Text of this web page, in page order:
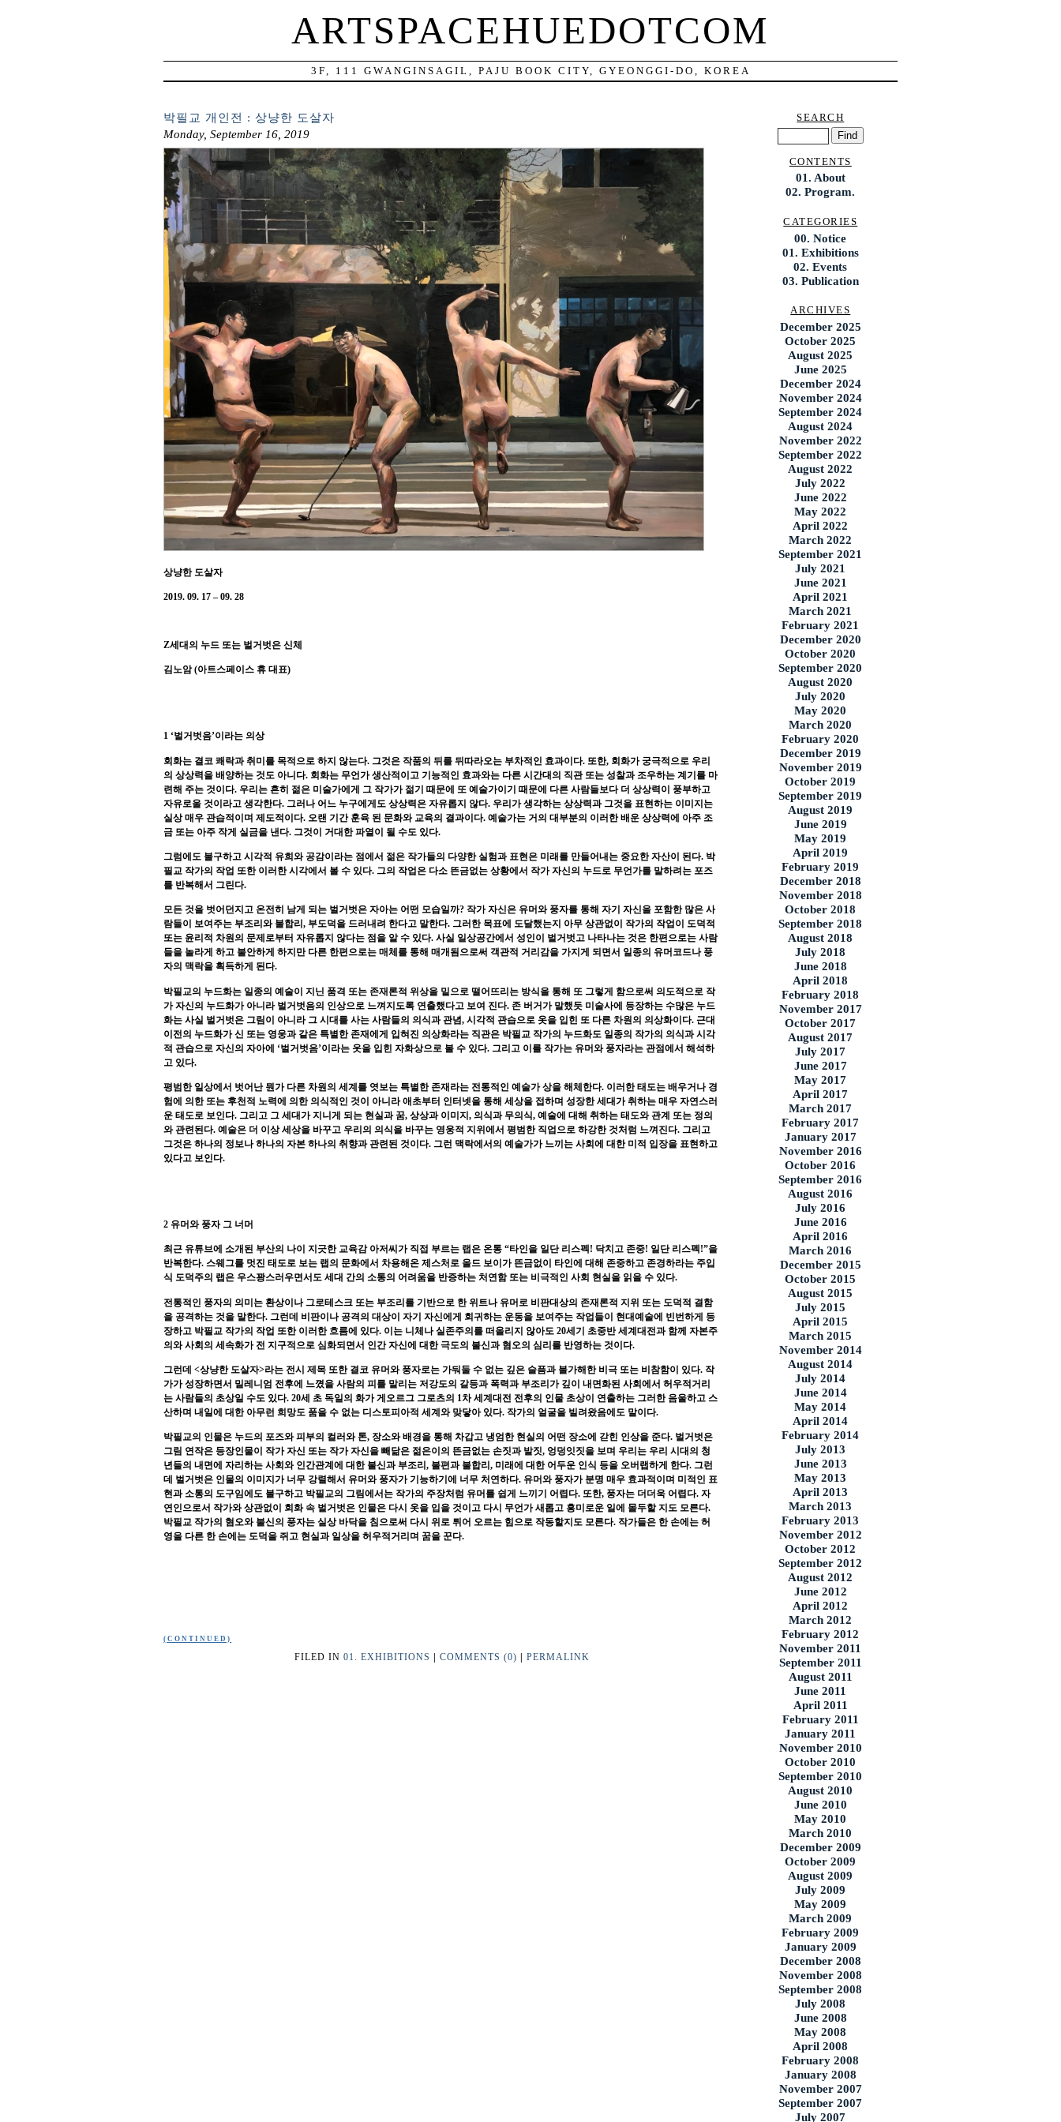
ARTSPACEHUEDOTCOM
3F, 111 GWANGINSAGIL, PAJU BOOK CITY, GYEONGGI-DO, KOREA
박필교 개인전 : 상냥한 도살자
Monday, September 16, 2019
상냥한 도살자
2019. 09. 17– 09. 28
Z세대의 누드 또는 벌거벗은 신체
김노암(아트스페이스 휴 대표)
1 ‘벌거벗음’이라는 의상
회화는 결코 쾌락과 취미를 목적으로 하지 않는다. 그것은 작품의 뒤를 뒤따라오는 부차적인 효과이다. 또한, 회화가 궁극적으로 우리
의 상상력을 배양하는 것도 아니다. 회화는 무언가 생산적이고 기능적인 효과와는 다른 시간대의 직관 또는 성찰과 조우하는 계기를 마
련해 주는 것이다. 우리는 흔히 젊은 미술가에게 그 작가가 젊기 때문에 또 예술가이기 때문에 다른 사람들보다 더 상상력이 풍부하고
자유로울 것이라고 생각한다. 그러나 어느 누구에게도 상상력은 자유롭지 않다. 우리가 생각하는 상상력과 그것을 표현하는 이미지는
실상 매우 관습적이며 제도적이다. 오랜 기간 훈육 된 문화와 교육의 결과이다.예술가는 거의 대부분의 이러한 배운 상상력에 아주 조
금 또는 아주 작게 실금을 낸다. 그것이 거대한 파열이 될 수도 있다.
그럼에도 불구하고 시각적 유희와 공감이라는 점에서 젊은 작가들의 다양한 실험과 표현은 미래를 만들어내는 중요한 자산이 된다. 박
필교 작가의 작업 또한 이러한 시각에서 볼 수 있다.그의 작업은 다소 뜬금없는 상황에서 작가 자신의 누드로 무언가를 말하려는 포즈
를 반복해서 그린다.
모든 것을 벗어던지고 온전히 남게 되는 벌거벗은 자아는 어떤 모습일까? 작가 자신은 유머와 풍자를 통해 자기 자신을 포함한 많은 사
람들이 보여주는 부조리와 불합리,부도덕을 드러내려 한다고 말한다.그러한 목표에 도달했는지 아무 상관없이 작가의 작업이 도덕적
또는 윤리적 차원의 문제로부터 자유롭지 않다는 점을 알 수 있다.사실 일상공간에서 성인이 벌거벗고 나타나는 것은 한편으로는 사람
들을 놀라게 하고 불안하게 하지만 다른 한편으로는 매체를 통해 매개됨으로써 객관적 거리감을 가지게 되면서 일종의 유머코드나 풍
자의 맥락을 획득하게 된다.
박필교의 누드화는 일종의 예술이 지닌 품격 또는 존재론적 위상을 밑으로 떨어뜨리는 방식을 통해 또 그렇게 함으로써 의도적으로 작
가 자신의 누드화가 아니라 벌거벗음의 인상으로 느껴지도록 연출했다고 보여 진다.존 버거가 말했듯 미술사에 등장하는 수많은 누드
화는 사실 벌거벗은 그림이 아니라 그 시대를 사는 사람들의 의식과 관념,시각적 관습으로 옷을 입힌 또 다른 차원의 의상화이다.근대
이전의 누드화가 신 또는 영웅과 같은 특별한 존재에게 입혀진 의상화라는 직관은 박필교 작가의 누드화도 일종의 작가의 의식과 시각
적 관습으로 자신의 자아에 ‘벌거벗음’이라는 옷을 입힌 자화상으로 볼 수 있다. 그리고 이를 작가는 유머와 풍자라는 관점에서 해석하
고 있다.
평범한 일상에서 벗어난 뭔가 다른 차원의 세계를 엿보는 특별한 존재라는 전통적인 예술가 상을 해체한다. 이러한 태도는 배우거나 경
험에 의한 또는 후천적 노력에 의한 의식적인 것이 아니라 애초부터 인터넷을 통해 세상을 접하며 성장한 세대가 취하는 매우 자연스러
운 태도로 보인다.그리고 그 세대가 지니게 되는 현실과 꿈,상상과 이미지,의식과 무의식,예술에 대해 취하는 태도와 관계 또는 정의
와 관련된다.예술은 더 이상 세상을 바꾸고 우리의 의식을 바꾸는 영웅적 지위에서 평범한 직업으로 하강한 것처럼 느껴진다.그리고
그것은 하나의 정보나 하나의 자본 하나의 취향과 관련된 것이다.그런 맥락에서의 예술가가 느끼는 사회에 대한 미적 입장을 표현하고
있다고 보인다.
2 유머와 풍자 그 너머
최근 유튜브에 소개된 부산의 나이 지긋한 교육감 아저씨가 직접 부르는 랩은 온통 “타인을 일단 리스펙 ! 닥치고 존중! 일단 리스펙 !”을
반복한다.스웨그를 멋진 태도로 보는 랩의 문화에서 차용해온 제스처로 올드 보이가 뜬금없이 타인에 대해 존중하고 존경하라는 주입
식 도덕주의 랩은 우스꽝스러우면서도 세대 간의 소통의 어려움을 반증하는 처연함 또는 비극적인 사회 현실을 읽을 수 있다.
전통적인 풍자의 의미는 환상이나 그로테스크 또는 부조리를 기반으로 한 위트나 유머로 비판대상의 존재론적 지위 또는 도덕적 결함
을 공격하는 것을 말한다. 그런데 비판이나 공격의 대상이 자기 자신에게 회귀하는 운동을 보여주는 작업들이 현대예술에 빈번하게 등
장하고 박필교 작가의 작업 또한 이러한 흐름에 있다. 이는 니체나 실존주의를 떠올리지 않아도 20세기 초중반 세계대전과 함께 자본주
의와 사회의 세속화가 전 지구적으로 심화되면서 인간 자신에 대한 극도의 불신과 혐오의 심리를 반영하는 것이다.
그런데 <상냥한 도살자>라는 전시 제목 또한 결코 유머와 풍자로는 가둬둘 수 없는 깊은 슬픔과 불가해한 비극 또는 비참함이 있다. 작
가가 성장하면서 밀레니엄 전후에 느꼈을 사람의 피를 말리는 저강도의 갈등과 폭력과 부조리가 깊이 내면화된 사회에서 허우적거리
는 사람들의 초상일 수도 있다. 20세 초 독일의 화가 게오르그 그로츠의 1차 세계대전 전후의 인물 초상이 연출하는 그러한 음울하고 스
산하며 내일에 대한 아무런 희망도 품을 수 없는 디스토피아적 세계와 맞닿아 있다. 작가의 얼굴을 빌려왔음에도 말이다.
박필교의 인물은 누드의 포즈와 피부의 컬러와 톤, 장소와 배경을 통해 차갑고 냉엄한 현실의 어떤 장소에 갇힌 인상을 준다. 벌거벗은
그림 연작은 등장인물이 작가 자신 또는 작가 자신을 빼닮은 젊은이의 뜬금없는 손짓과 발짓, 엉덩잇짓을 보며 우리는 우리 시대의 청
년들의 내면에 자리하는 사회와 인간관계에 대한 불신과 부조리, 불편과 불합리, 미래에 대한 어두운 인식 등을 오버랩하게 한다.그런
데 벌거벗은 인물의 이미지가 너무 강렬해서 유머와 풍자가 기능하기에 너무 처연하다. 유머와 풍자가 분명 매우 효과적이며 미적인 표
현과 소통의 도구임에도 불구하고 박필교의 그림에서는 작가의 주장처럼 유머를 쉽게 느끼기 어렵다.또한,풍자는 더더욱 어렵다.자
연인으로서 작가와 상관없이 회화 속 벌거벗은 인물은 다시 옷을 입을 것이고 다시 무언가 새롭고 흥미로운 일에 몰두할 지도 모른다.
박필교 작가의 혐오와 불신의 풍자는 실상 바닥을 침으로써 다시 위로 튀어 오르는 힘으로 작동할지도 모른다. 작가들은 한 손에는 허
영을 다른 한 손에는 도덕을 쥐고 현실과 일상을 허우적거리며 꿈을 꾼다.
(CONTINUED)
FILED IN 01. EXHIBITIONS COMMENTS (0) PERMALINK
SEARCH
CONTENTS
01. About
02. Program.
CATEGORIES
00. Notice
01. Exhibitions
02. Events
03. Publication
ARCHIVES
December 2025
October 2025
August 2025
June 2025
December 2024
November 2024
September 2024
August 2024
November 2022
September 2022
August 2022
July 2022
June 2022
May 2022
April 2022
March 2022
September 2021
July 2021
June 2021
April 2021
March 2021
February 2021
December 2020
October 2020
September 2020
August 2020
July 2020
May 2020
March 2020
February 2020
December 2019
November 2019
October 2019
September 2019
August 2019
June 2019
May 2019
April 2019
February 2019
December 2018
November 2018
October 2018
September 2018
August 2018
July 2018
June 2018
April 2018
February 2018
November 2017
October 2017
August 2017
July 2017
June 2017
May 2017
April 2017
March 2017
February 2017
January 2017
November 2016
October 2016
September 2016
August 2016
July 2016
June 2016
April 2016
March 2016
December 2015
October 2015
August 2015
July 2015
April 2015
March 2015
November 2014
August 2014
July 2014
June 2014
May 2014
April 2014
February 2014
July 2013
June 2013
May 2013
April 2013
March 2013
February 2013
November 2012
October 2012
September 2012
August 2012
June 2012
April 2012
March 2012
February 2012
November 2011
September 2011
August 2011
June 2011
April 2011
February 2011
January 2011
November 2010
October 2010
September 2010
August 2010
June 2010
May 2010
March 2010
December 2009
October 2009
August 2009
July 2009
May 2009
March 2009
February 2009
January 2009
December 2008
November 2008
September 2008
July 2008
June 2008
May 2008
April 2008
February 2008
January 2008
November 2007
September 2007
July 2007